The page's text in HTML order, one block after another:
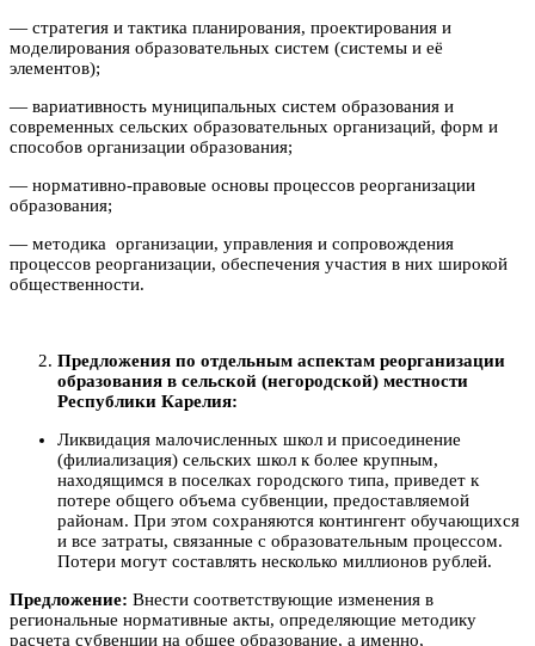
— стратегия и тактика планирования, проектирования и
моделирования образовательных систем (системы и её
элементов);
— вариативность муниципальных систем образования и
современных сельских образовательных организаций, форм и
способов организации образования;
— нормативно-правовые основы процессов реорганизации
образования;
— методика организации, управления и сопровождения
процессов реорганизации, обеспечения участия в них широкой
общественности.
Предложения по отдельным аспектам реорганизации
образования в сельской (негородской) местности
Республики Карелия:
Ликвидация малочисленных школ и присоединение
(филиализация) сельских школ к более крупным,
находящимся в поселках городского типа, приведет к
потере общего объема субвенции, предоставляемой
районам. При этом сохраняются контингент обучающихся
и все затраты, связанные с образовательным процессом.
Потери могут составлять несколько миллионов рублей.
Предложение: Внести соответствующие изменения в
региональные нормативные акты, определяющие методику
расчета субвенции на общее образование, а именно,